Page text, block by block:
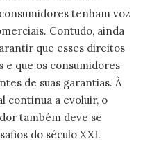
tenham voz
Contudo, ainda
que esses direitos
e que os consumidores
de suas garantias. À
continua a evoluir, o
também deve se
do século XXI.